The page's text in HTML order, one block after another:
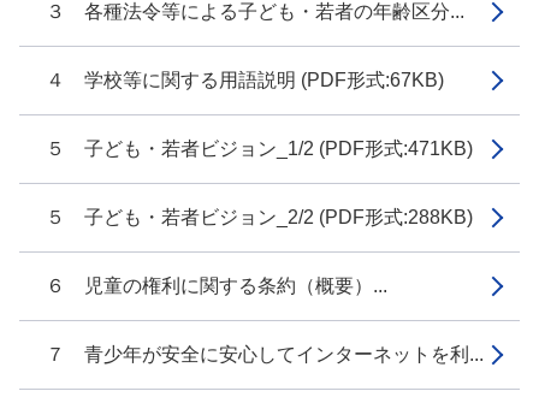
３ 各種法令等による子ども・若者の年齢区分...
４ 学校等に関する用語説明 (PDF形式:67KB)
５ 子ども・若者ビジョン_1/2 (PDF形式:471KB)
５ 子ども・若者ビジョン_2/2 (PDF形式:288KB)
６ 児童の権利に関する条約（概要）...
７ 青少年が安全に安心してインターネットを利...